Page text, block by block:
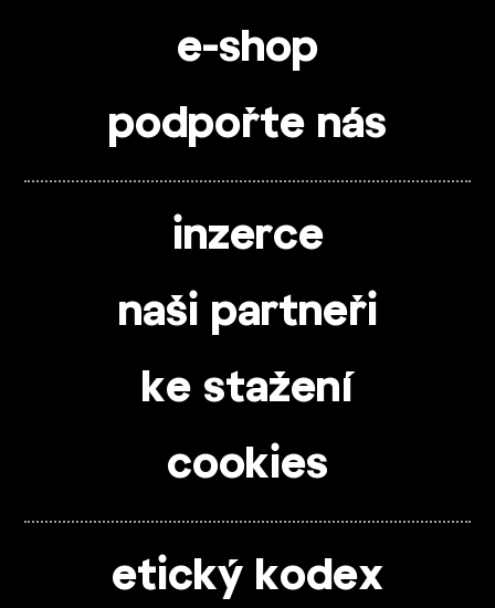
e-shop
podpořte nás
inzerce
naši partneři
ke stažení
cookies
etický kodex